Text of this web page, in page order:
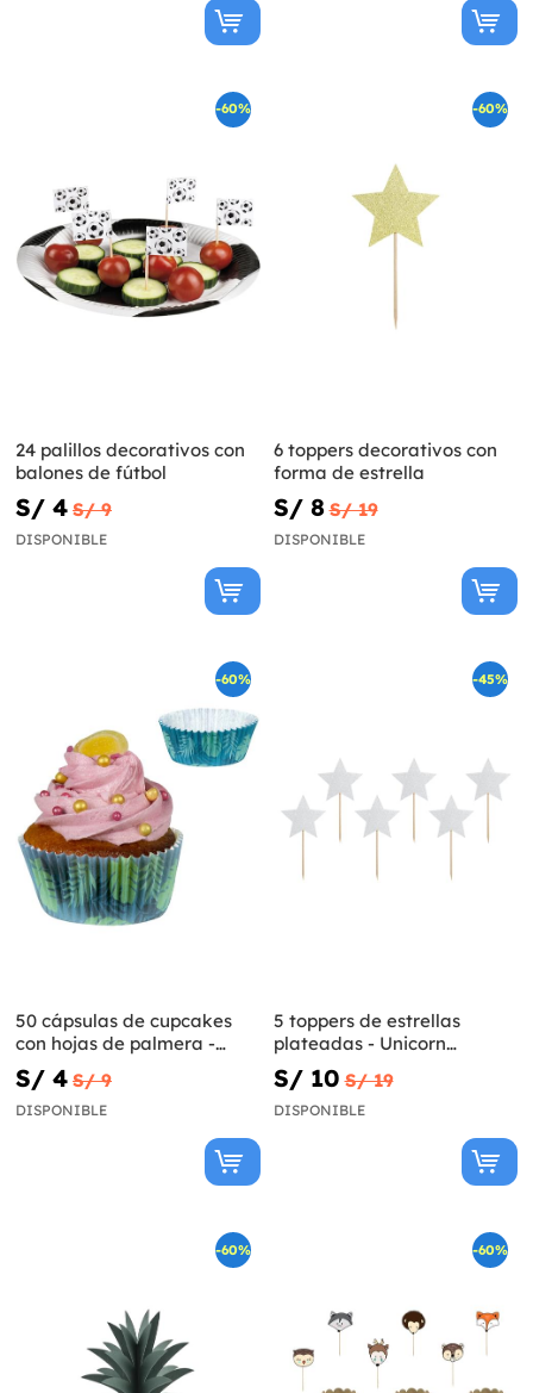
-60%
24 palillos decorativos con
balones de fútbol
S/ 4 S/ 9
DISPONIBLE
-60%
6 toppers decorativos con
forma de estrella
S/ 8 S/ 19
DISPONIBLE
-60%
50 cápsulas de cupcakes
con hojas de palmera -
Flamingo Party
S/ 4 S/ 9
DISPONIBLE
-45%
5 toppers de estrellas
plateadas - Unicorn
Collection
S/ 10 S/ 19
DISPONIBLE
-60% -60%